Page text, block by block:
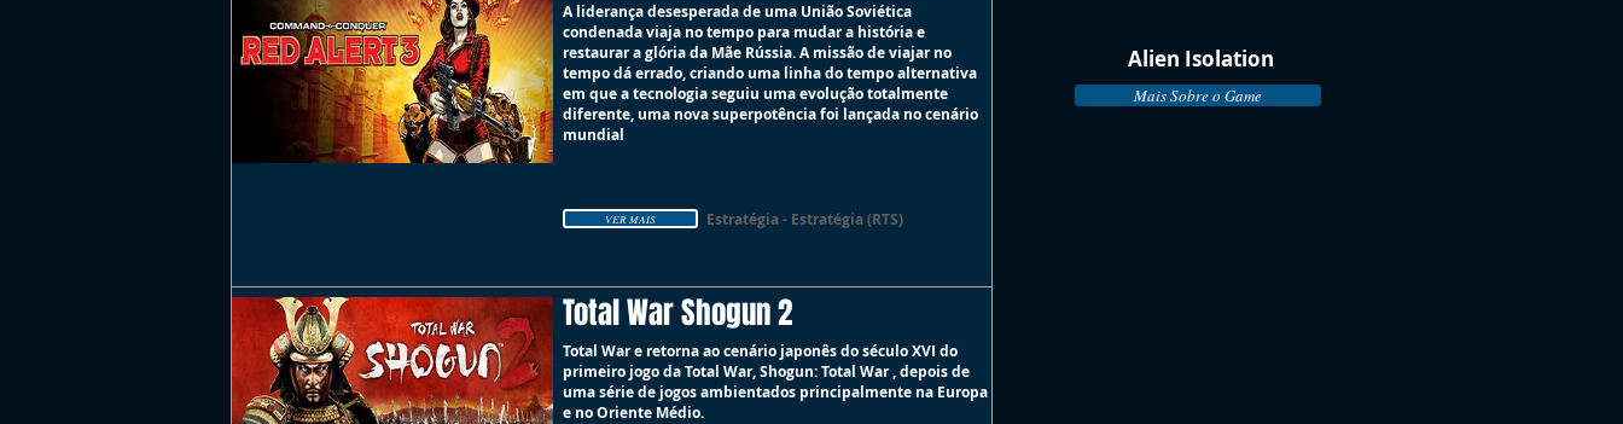
A liderança desesperada de uma União Soviética
condenada viaja no tempo para mudar a história e
restaurar a glória da Mãe Rússia. A missão de viajar no
tempo dá errado, criando uma linha do tempo alternativa
em que a tecnologia seguiu uma evolução totalmente
diferente, uma nova superpotência foi lançada no cenário
mundial
VER MAIS Estratégia - Estratégia (RTS)
Total War Shogun 2
Total War e retorna ao cenário japonês do século XVI do
primeiro jogo da Total War, Shogun: Total War , depois de
uma série de jogos ambientados principalmente na Europa
e no Oriente Médio.
Alien Isolation
Mais Sobre o Game